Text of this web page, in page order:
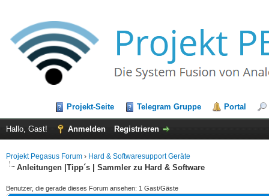
Projekt-Seite Telegram Gruppe Portal
Hallo, Gast! Anmelden Registrieren
Projekt Pegasus Forum › Hard & Softwaresupport Geräte
Anleitungen |Tipp´s | Sammler zu Hard & Software
Benutzer, die gerade dieses Forum ansehen: 1 Gast/Gäste